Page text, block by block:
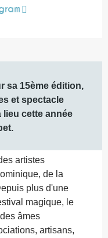
sa 15ème édition,
et spectacle
lieu cette année
artistes
de la
plus d'une
magique, le
âmes
artisans,